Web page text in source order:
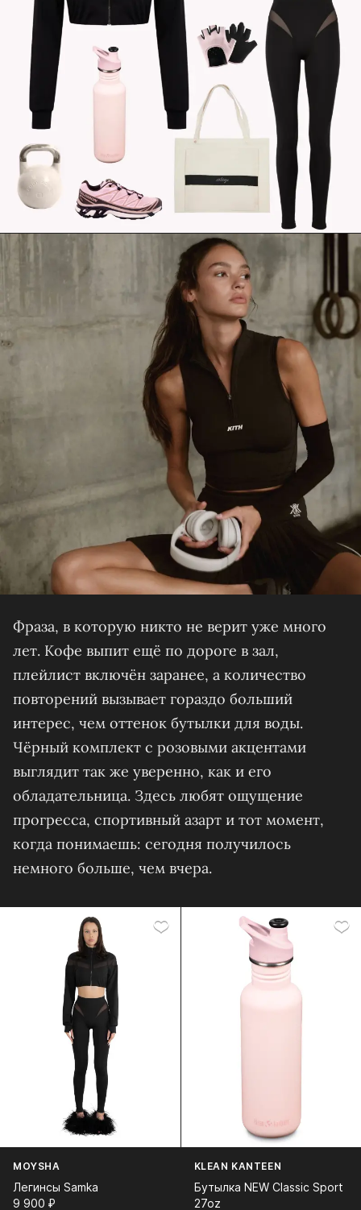
Фраза, в которую никто не верит уже много
лет. Кофе выпит ещё по дороге в зал,
плейлист включён заранее, а количество
повторений вызывает гораздо больший
интерес, чем оттенок бутылки для воды.
Чёрный комплект с розовыми акцентами
выглядит так же уверенно, как и его
обладательница. Здесь любят ощущение
прогресса, спортивный азарт и тот момент,
когда понимаешь: сегодня получилось
немного больше, чем вчера.
MOYSHA
Легинсы Samka
9 900⁠ ⁠₽
KLEAN KANTEEN
Бутылка NEW Classic Sport
27oz